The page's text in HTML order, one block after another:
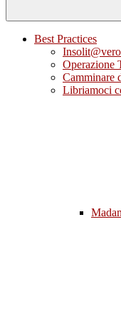
Best Practices
Operazione
Camminare
Libriamoci